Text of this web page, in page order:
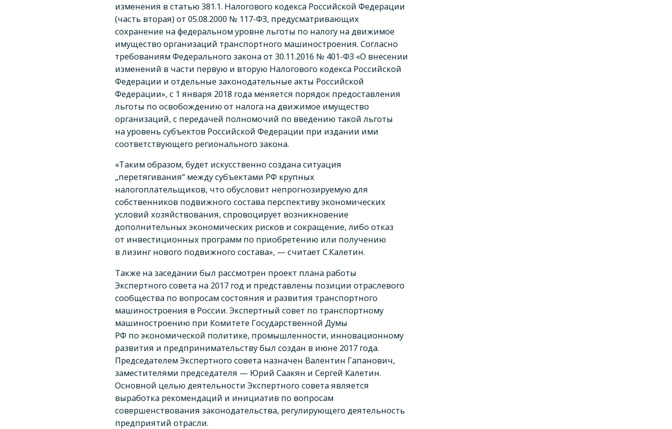
изменения в статью 381.1. Налогового кодекса Российской Федерации
(часть вторая) от 05.08.2000 № 117-ФЗ, предусматривающих
сохранение на федеральном уровне льготы по налогу на движимое
имущество организаций транспортного машиностроения. Согласно
требованиям Федерального закона от 30.11.2016 № 401-ФЗ «О внесении
изменений в части первую и вторую Налогового кодекса Российской
Федерации и отдельные законодательные акты Российской
Федерации», с 1 января 2018 года меняется порядок предоставления
льготы по освобождению от налога на движимое имущество
организаций, с передачей полномочий по введению такой льготы
на уровень субъектов Российской Федерации при издании ими
соответствующего регионального закона.
«Таким образом, будет искусственно создана ситуация
„перетягивания“ между субъектами РФ крупных
налогоплательщиков, что обусловит непрогнозируемую для
собственников подвижного состава перспективу экономических
условий хозяйствования, спровоцирует возникновение
дополнительных экономических рисков и сокращение, либо отказ
от инвестиционных программ по приобретению или получению
в лизинг нового подвижного состава», — считает С.Калетин.
Также на заседании был рассмотрен проект плана работы
Экспертного совета на 2017 год и представлены позиции отраслевого
сообщества по вопросам состояния и развития транспортного
машиностроения в России. Экспертный совет по транспортному
машиностроению при Комитете Государственной Думы
РФ по экономической политике, промышленности, инновационному
развития и предпринимательству был создан в июне 2017 года.
Председателем Экспертного совета назначен Валентин Гапанович,
заместителями председателя — Юрий Саакян и Сергей Калетин.
Основной целью деятельности Экспертного совета является
выработка рекомендаций и инициатив по вопросам
совершенствования законодательства, регулирующего деятельность
предприятий отрасли.